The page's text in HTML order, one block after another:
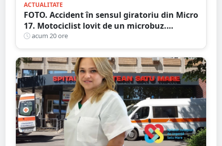
ACTUALITATE
FOTO. Accident în sensul giratoriu din Micro
17. Motociclist lovit de un microbuz.
Victima, rămasă la pământ
acum 20 ore